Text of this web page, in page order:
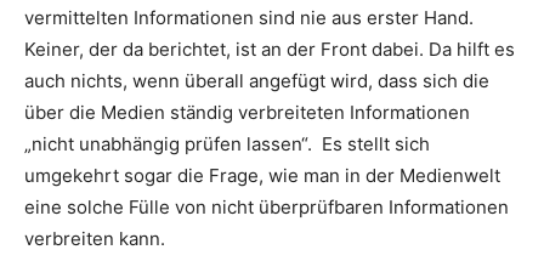
vermittelten Informationen sind nie aus erster Hand.
Keiner, der da berichtet, ist an der Front dabei. Da hilft es
auch nichts, wenn überall angefügt wird, dass sich die
über die Medien ständig verbreiteten Informationen
„nicht unabhängig prüfen lassen“. Es stellt sich
umgekehrt sogar die Frage, wie man in der Medienwelt
eine solche Fülle von nicht überprüfbaren Informationen
verbreiten kann.